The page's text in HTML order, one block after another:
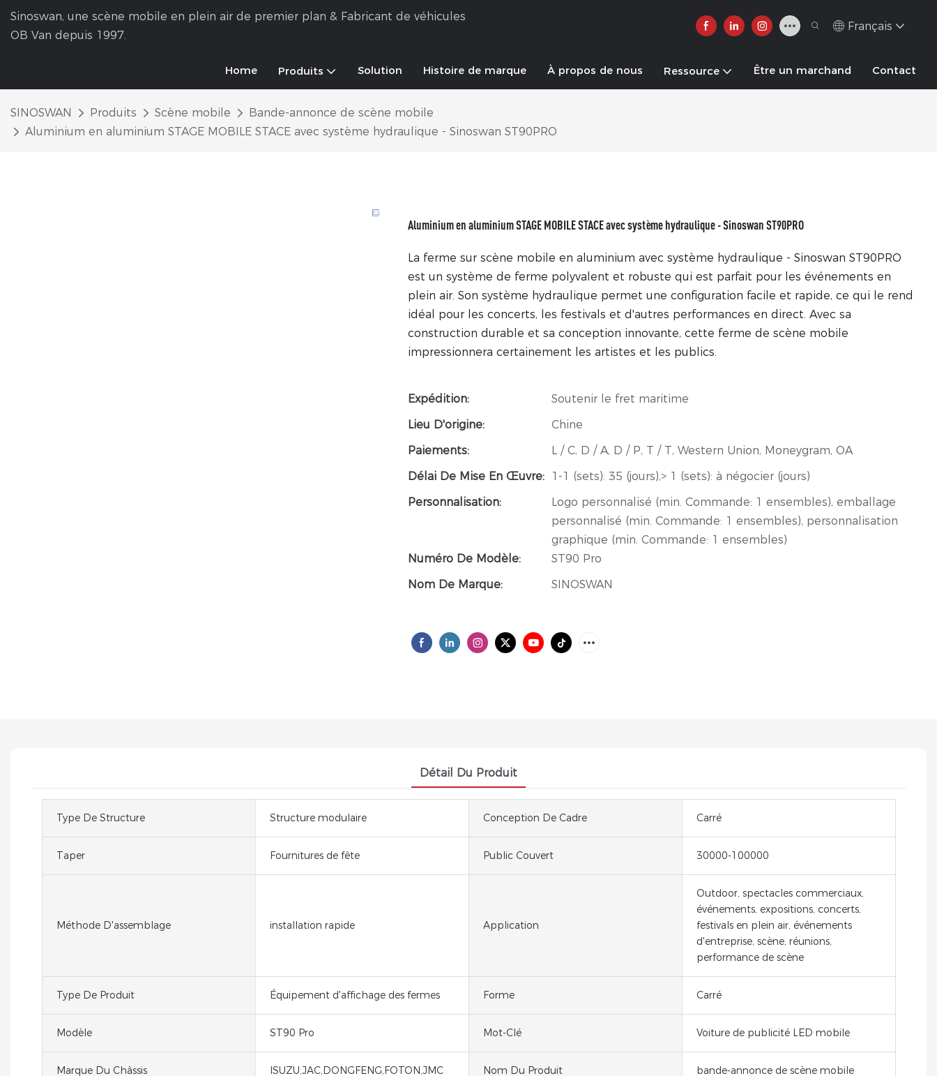
Sinoswan, une scène mobile en plein air de premier plan & Fabricant de véhicules
OB Van depuis 1997.
Français
Home Produits Solution Histoire de marque À propos de nous Ressource Être un marchand Contact
SINOSWAN Produits Scène mobile
Bande-annonce de scène mobile
Aluminium en aluminium STAGE MOBILE STACE avec système hydraulique - Sinoswan ST90PRO
Aluminium en aluminium STAGE MOBILE STACE avec système hydraulique - Sinoswan ST90PRO
La ferme sur scène mobile en aluminium avec système hydraulique - Sinoswan ST90PRO
est un système de ferme polyvalent et robuste qui est parfait pour les événements en
plein air. Son système hydraulique permet une configuration facile et rapide, ce qui le rend
idéal pour les concerts, les festivals et d'autres performances en direct. Avec sa
construction durable et sa conception innovante, cette ferme de scène mobile
impressionnera certainement les artistes et les publics.
Expédition:
Soutenir le fret maritime
Lieu D'origine:
Chine
Paiements:
L / C, D / A, D / P, T / T, Western Union, Moneygram, OA
Délai De Mise En Œuvre:
1-1 (sets): 35 (jours),> 1 (sets): à négocier (jours)
Personnalisation:
Logo personnalisé (min. Commande: 1 ensembles), emballage
personnalisé (min. Commande: 1 ensembles), personnalisation
graphique (min. Commande: 1 ensembles)
Numéro De Modèle:
ST90 Pro
Nom De Marque:
SINOSWAN
Détail Du Produit
Type De Structure Structure modulaire Conception De Cadre Carré
Taper Fournitures de fête Public Couvert 30000-100000
Méthode D'assemblage installation rapide Application
Outdoor, spectacles commerciaux,
événements, expositions, concerts,
festivals en plein air, événements
d'entreprise, scène, réunions,
performance de scène
Type De Produit Équipement d'affichage des fermes Forme Carré
Modèle ST90 Pro Mot-Clé Voiture de publicité LED mobile
Marque Du Châssis ISUZU,JAC,DONGFENG,FOTON,JMC Nom Du Produit bande-annonce de scène mobile